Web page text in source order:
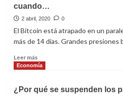
COVID-
19.
Causas
consecuencias.
cuando…
2 abril, 2020 0
El Bitcoin está atrapado en un
más de 14 días. Grandes presiones
Leer másLeer
más
Bitcoin
Economía
¿Por qué se suspenden los